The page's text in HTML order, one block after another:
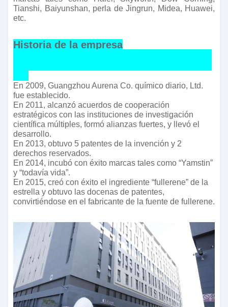
Tianshi, Baiyunshan, perla de Jingrun, Midea, Huawei,
etc.
Historia de la empresa
En 2009, Guangzhou Aurena Co. químico diario, Ltd.
fue establecido.
En 2011, alcanzó acuerdos de cooperación
estratégicos con las instituciones de investigación
científica múltiples, formó alianzas fuertes, y llevó el
desarrollo.
En 2013, obtuvo 5 patentes de la invención y 2
derechos reservados.
En 2014, incubó con éxito marcas tales como “Yamstin”
y “todavía vida”.
En 2015, creó con éxito el ingrediente “fullerene” de la
estrella y obtuvo las docenas de patentes,
convirtiéndose en el fabricante de la fuente de fullerene.